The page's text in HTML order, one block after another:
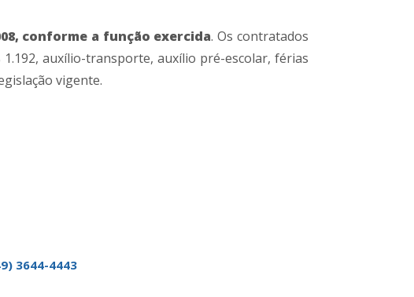
conforme a função exercida. Os contratados
auxílio-transporte, auxílio pré-escolar, férias
vigente.
3644-4443